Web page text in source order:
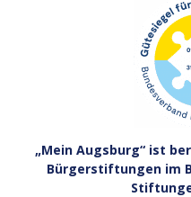
„Mein Augsburg“ ist
Bürgerstiftungen im